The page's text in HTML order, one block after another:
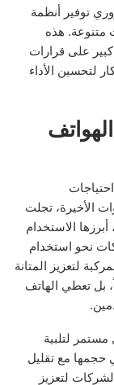
توفير أنظمة
متنوعة. هذه
على قرارات
لتحسين الأداء
الأخيرة، تجلت
الاستخدام
نحو استخدام
لتعزيز المتانة
بل تعطي الهاتف
مستمر لتلبية
حجمها مع تقليل
لتعزيز